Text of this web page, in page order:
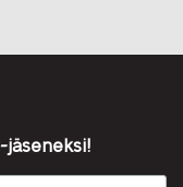
jäseneksi!